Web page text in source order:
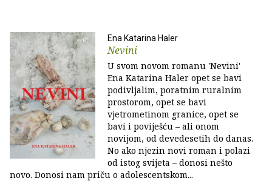
Ena Katarina Haler
Nevini
U svom novom romanu 'Nevini'
Ena Katarina Haler opet se bavi
podivljalim, poratnim ruralnim
prostorom, opet se bavi
vjetrometinom granice, opet se
bavi i poviješću ‒ ali onom
novijom, od devedesetih do danas.
No ako njezin novi roman i polazi
od istog svijeta ‒ donosi nešto
novo. Donosi nam priču o adolescentskom...